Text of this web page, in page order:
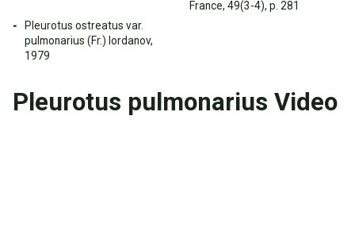
France, 49(3-4), p. 281
Pleurotus ostreatus var.
pulmonarius (Fr.) Iordanov,
1979
Pleurotus pulmonarius Video